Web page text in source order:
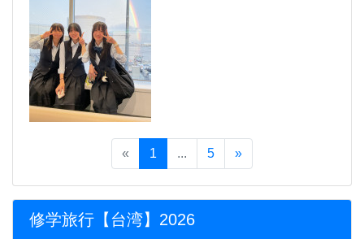
« 1 ... 5 »
修学旅行【台湾】2026